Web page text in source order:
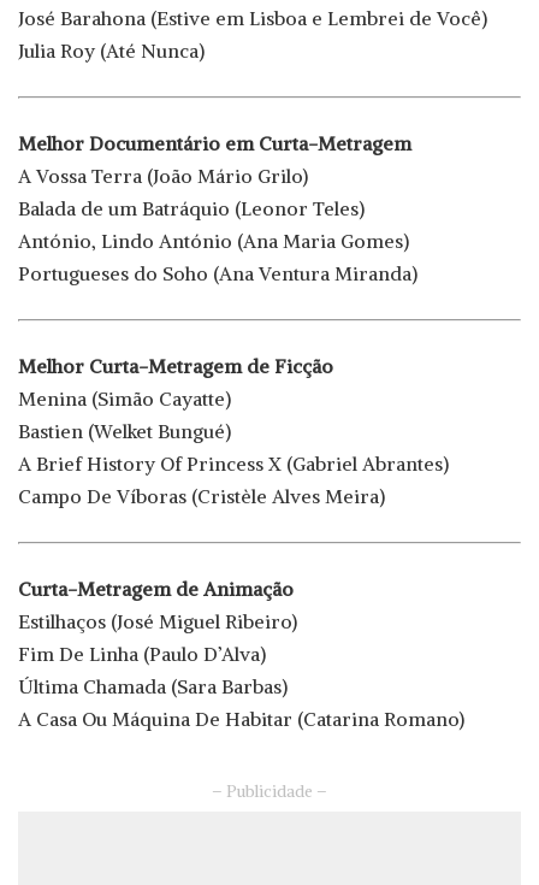
José Barahona (Estive em Lisboa e Lembrei de Você)
Julia Roy (Até Nunca)
Melhor Documentário em Curta-Metragem
A Vossa Terra (João Mário Grilo)
Balada de um Batráquio (Leonor Teles)
António, Lindo António (Ana Maria Gomes)
Portugueses do Soho (Ana Ventura Miranda)
Melhor Curta-Metragem de Ficção
Menina (Simão Cayatte)
Bastien (Welket Bungué)
A Brief History Of Princess X (Gabriel Abrantes)
Campo De Víboras (Cristèle Alves Meira)
Curta-Metragem de Animação
Estilhaços (José Miguel Ribeiro)
Fim De Linha (Paulo D’Alva)
Última Chamada (Sara Barbas)
A Casa Ou Máquina De Habitar (Catarina Romano)
– Publicidade –